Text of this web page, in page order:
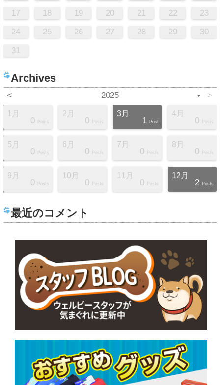
17 18 19 20 21 22 23
24 25 26 27 28 29 30
31
Archives
< 2025 ▼ >
1月
0 Posts
2月
0 Posts
3月
1 Post
4月
0 Posts
5月
0 Posts
6月
0 Posts
7月
0 Posts
8月
0 Posts
9月
0 Posts
10月
0 Posts
11月
0 Posts
12月
2 Posts
最近のコメント